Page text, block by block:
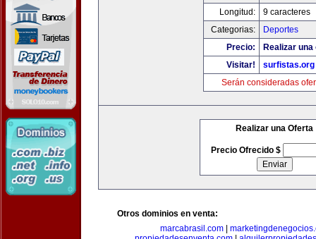
Longitud:
9 caracteres
Categorias:
Deportes
Precio:
Realizar
Visitar!
surfistas.org
Serán consideradas
Realizar una Oferta
Precio Ofrecido $
Otros dominios en venta:
marcabrasil.com